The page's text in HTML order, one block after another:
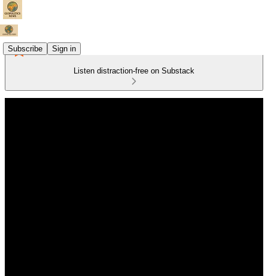
Subscribe Sign in
Listen distraction-free on Substack